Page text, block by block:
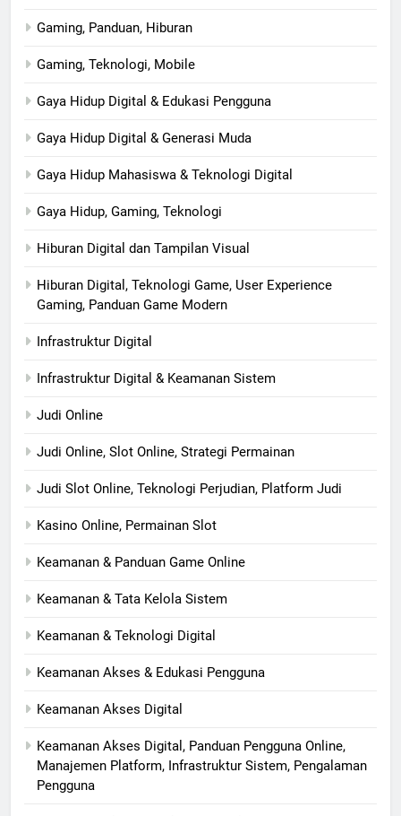
Gaming, Panduan, Hiburan
Gaming, Teknologi, Mobile
Gaya Hidup Digital & Edukasi Pengguna
Gaya Hidup Digital & Generasi Muda
Gaya Hidup Mahasiswa & Teknologi Digital
Gaya Hidup, Gaming, Teknologi
Hiburan Digital dan Tampilan Visual
Hiburan Digital, Teknologi Game, User Experience
Gaming, Panduan Game Modern
Infrastruktur Digital
Infrastruktur Digital & Keamanan Sistem
Judi Online
Judi Online, Slot Online, Strategi Permainan
Judi Slot Online, Teknologi Perjudian, Platform Judi
Kasino Online, Permainan Slot
Keamanan & Panduan Game Online
Keamanan & Tata Kelola Sistem
Keamanan & Teknologi Digital
Keamanan Akses & Edukasi Pengguna
Keamanan Akses Digital
Keamanan Akses Digital, Panduan Pengguna Online,
Manajemen Platform, Infrastruktur Sistem, Pengalaman
Pengguna